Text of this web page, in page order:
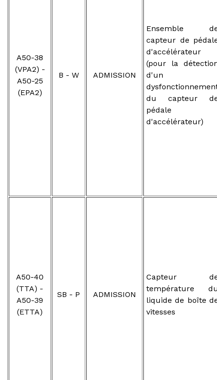
A50-38
(VPA2) -
A50-25
(EPA2)
B - W ADMISSION
Ensemble
capteur de
d'accélérateur
(pour la
d'un
du capteur
pédale
d'accélérateur)
A50-40
(TTA) -
A50-39
(ETTA)
SB - P ADMISSION
Capteur
température
liquide de boîte
vitesses